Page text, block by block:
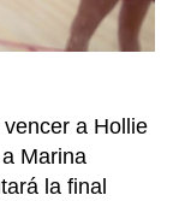
de
a Hollie
Marina
la final